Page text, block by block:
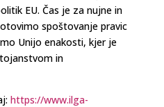
EU. Čas je za nujne in
spoštovanje pravic
Unijo enakosti, kjer je
in
https://www.ilga-